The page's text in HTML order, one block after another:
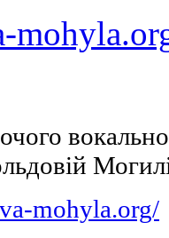
mohyla.org/